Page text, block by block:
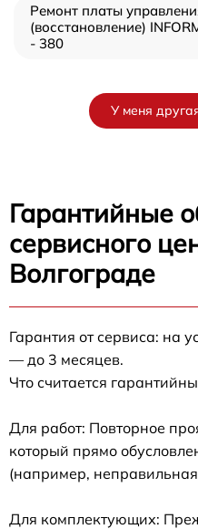
Ремонт платы
(восстановление)
- 380
У меня
Гарантийные
сервисного
Волгограде
Гарантия от сервиса: на
— до 3 месяцев.
Что считается
Для работ: Повторное
который прямо
(например, неправильная
Для комплектующих: